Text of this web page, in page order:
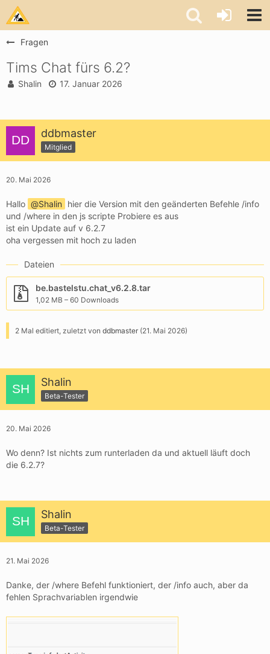
Fragen
Tims Chat fürs 6.2?
Shalin 17. Januar 2026
ddbmaster
Mitglied
20. Mai 2026
Hallo Shalin
hier die Version mit den geänderten Befehle /info
und /where in den js scripte Probiere es aus
ist ein Update auf v 6.2.7
oha vergessen mit hoch zu laden
Dateien
be.bastelstu.chat_v6.2.8.tar
1,02 MB – 60 Downloads
2 Mal editiert, zuletzt von ddbmaster (21. Mai 2026)
Shalin
Beta-Tester
20. Mai 2026
Wo denn? Ist nichts zum runterladen da und aktuell läuft doch
die 6.2.7?
Shalin
Beta-Tester
21. Mai 2026
Danke, der /where Befehl funktioniert, der /info auch, aber da
fehlen Sprachvariablen irgendwie